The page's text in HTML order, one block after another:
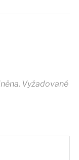
Vyžadované